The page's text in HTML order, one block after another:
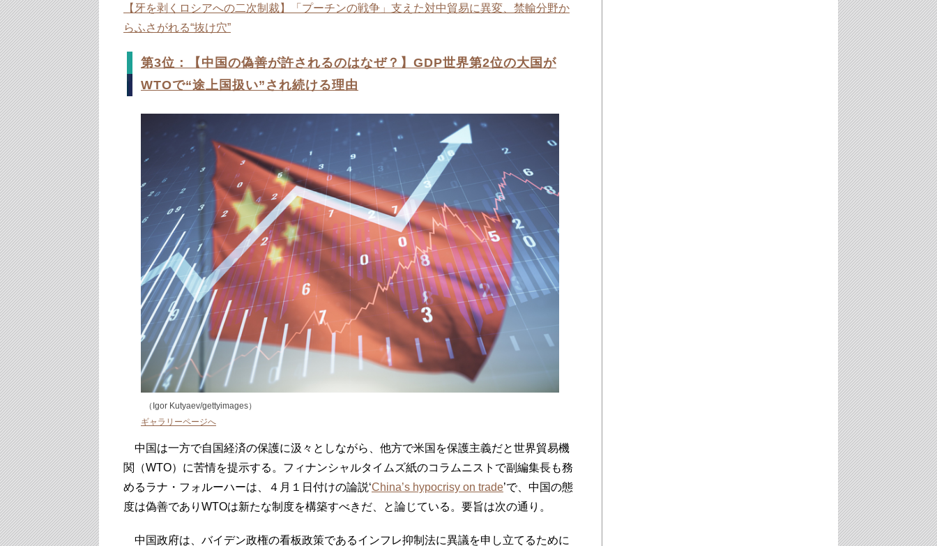
【牙を剥くロシアへの二次制裁】「プーチンの戦争」支えた対中貿易に異変、禁輸分野か
らふさがれる“抜け穴”
第3位：【中国の偽善が許されるのはなぜ？】GDP世界第2位の大国が
WTOで“途上国扱い”され続ける理由
（Igor Kutyaev/gettyimages）
ギャラリーページへ
中国は一方で自国経済の保護に汲々としながら、他方で米国を保護主義だと世界貿易機
関（WTO）に苦情を提示する。フィナンシャルタイムズ紙のコラムニストで副編集長も務
めるラナ・フォルーハーは、４月１日付けの論説‘China’s hypocrisy on trade’で、中国の態
度は偽善でありWTOは新たな制度を構築すべきだ、と論じている。要旨は次の通り。
中国政府は、バイデン政権の看板政策であるインフレ抑制法に異議を申し立てるために